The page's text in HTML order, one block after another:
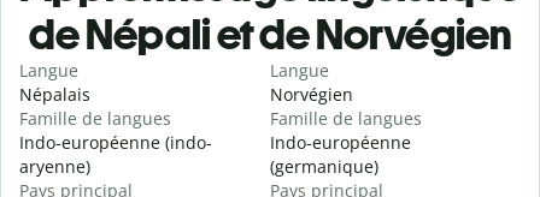
de Népali et de Norvégien
Langue
Népalais
Famille de langues
Indo-européenne (indo-
aryenne)
Pays principal
Langue
Norvégien
Famille de langues
Indo-européenne
(germanique)
Pays principal